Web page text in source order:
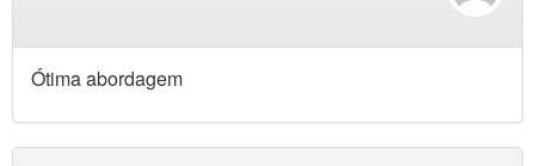
Ótima abordagem